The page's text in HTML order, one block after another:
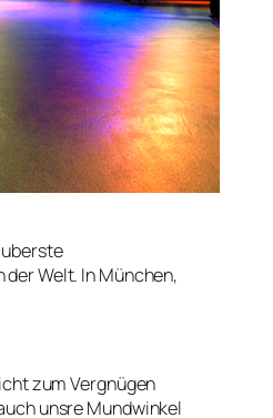
der Welt. In München,
zum Vergnügen
unsre Mundwinkel